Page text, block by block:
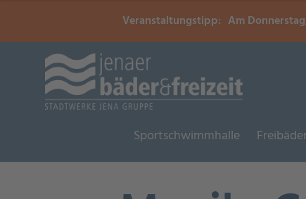
Veranstaltungstipp: Am
Sportschwimmhalle